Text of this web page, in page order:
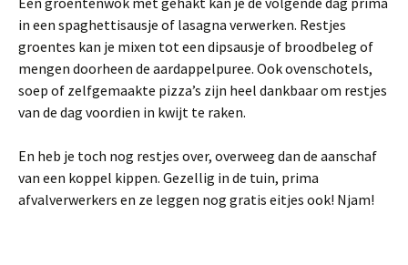
in een spaghettisausje of lasagna verwerken. Restjes
groentes kan je mixen tot een dipsausje of broodbeleg of
mengen doorheen de aardappelpuree. Ook ovenschotels,
soep of zelfgemaakte pizza’s zijn heel dankbaar om restjes
van de dag voordien in kwijt te raken.
En heb je toch nog restjes over, overweeg dan de aanschaf
van een koppel kippen. Gezellig in de tuin, prima
afvalverwerkers en ze leggen nog gratis eitjes ook! Njam!